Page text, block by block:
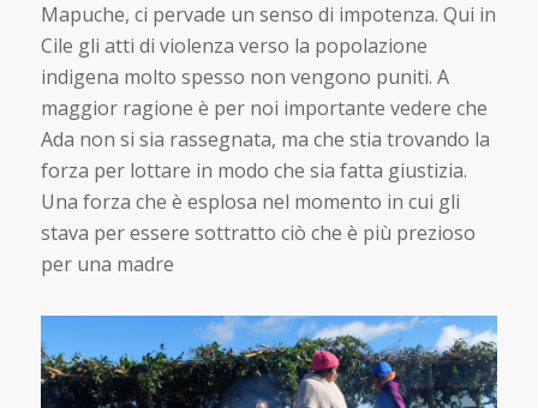
Mapuche, ci pervade un senso di impotenza. Qui in
Cile gli atti di violenza verso la popolazione
indigena molto spesso non vengono puniti. A
maggior ragione è per noi importante vedere che
Ada non si sia rassegnata, ma che stia trovando la
forza per lottare in modo che sia fatta giustizia.
Una forza che è esplosa nel momento in cui gli
stava per essere sottratto ciò che è più prezioso
per una madre